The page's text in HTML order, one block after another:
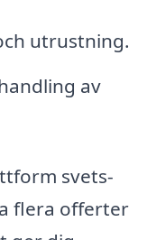
utrustning.
av
svets-
flera offerter